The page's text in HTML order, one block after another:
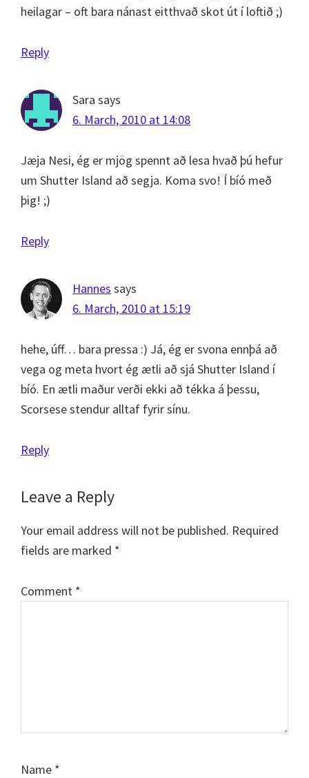
heilagar – oft bara nánast eitthvað skot út í loftið ;)
Reply
Sara says
6. March, 2010 at 14:08
Jæja Nesi, ég er mjög spennt að lesa hvað þú hefur
um Shutter Island að segja. Koma svo! Í bíó með
þig! ;)
Reply
Hannes says
6. March, 2010 at 15:19
hehe, úff… bara pressa :) Já, ég er svona ennþá að
vega og meta hvort ég ætli að sjá Shutter Island í
bíó. En ætli maður verði ekki að tékka á þessu,
Scorsese stendur alltaf fyrir sínu.
Reply
Leave a Reply
Your email address will not be published. Required
fields are marked *
Comment *
Name *